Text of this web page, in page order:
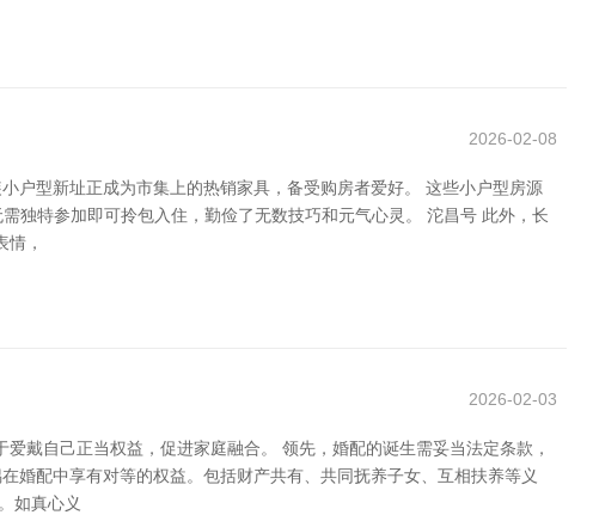
2026-02-08
户型新址正成为市集上的热销家具，备受购房者爱好。 这些小户型房源
独特参加即可拎包入住，勤俭了无数技巧和元气心灵。 沱昌号 此外，长
，
2026-02-03
戴自己正当权益，促进家庭融合。 领先，婚配的诞生需妥当法定条款，
婚配中享有对等的权益。包括财产共有、共同抚养子女、互相扶养等义
如真心义